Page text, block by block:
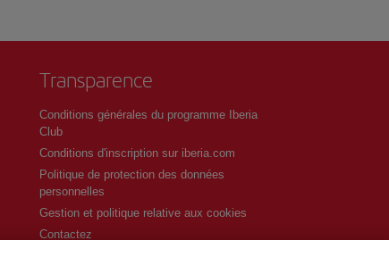
Transparence
Conditions générales du programme Iberia
Club
Conditions d'inscription sur iberia.com
Politique de protection des données
personnelles
Gestion et politique relative aux cookies
Contactez